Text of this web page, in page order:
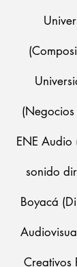
ENE Audio
sonido
Boyacá
Creativos